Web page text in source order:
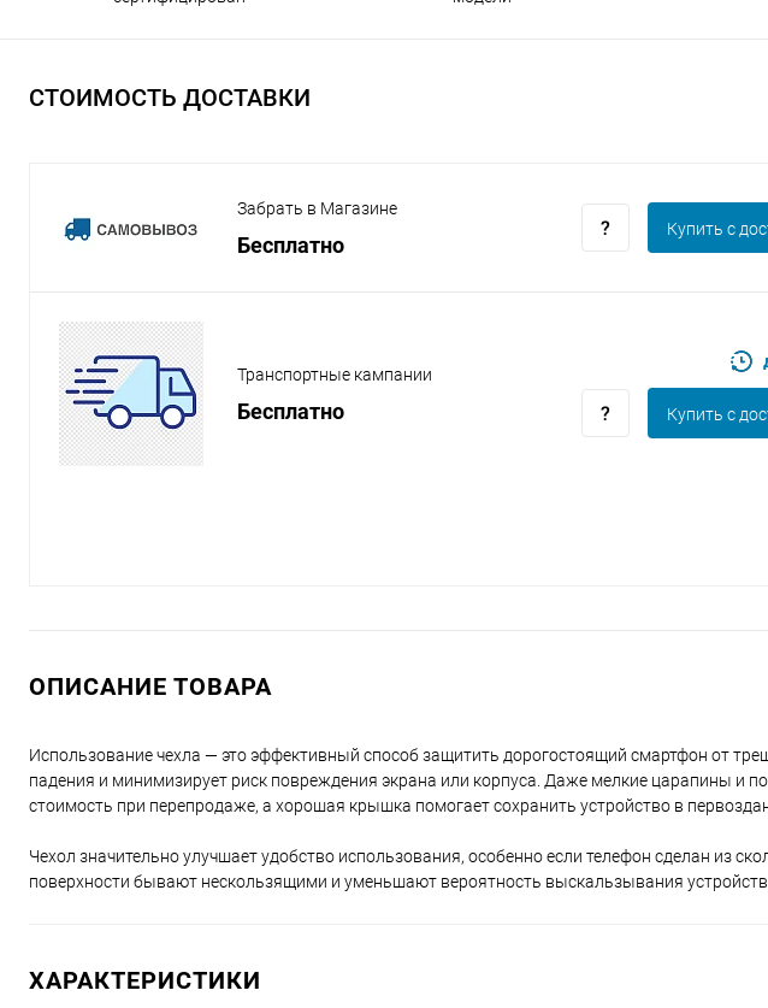
СТОИМОСТЬ ДОСТАВКИ
Забрать в Магазине
Бесплатно
Купить c
Транспортные кампании
Бесплатно Купить c
ОПИСАНИЕ ТОВАРА
Использование чехла — это эффективный способ защитить дорогостоящий смартфон от
падения и минимизирует риск повреждения экрана или корпуса. Даже мелкие царапины и
стоимость при перепродаже, а хорошая крышка помогает сохранить устройство в
Чехол значительно улучшает удобство использования, особенно если телефон сделан из
поверхности бывают нескользящими и уменьшают вероятность выскальзывания
ХАРАКТЕРИСТИКИ
8